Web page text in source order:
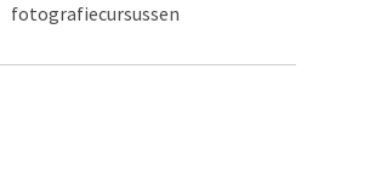
fotografiecursussen